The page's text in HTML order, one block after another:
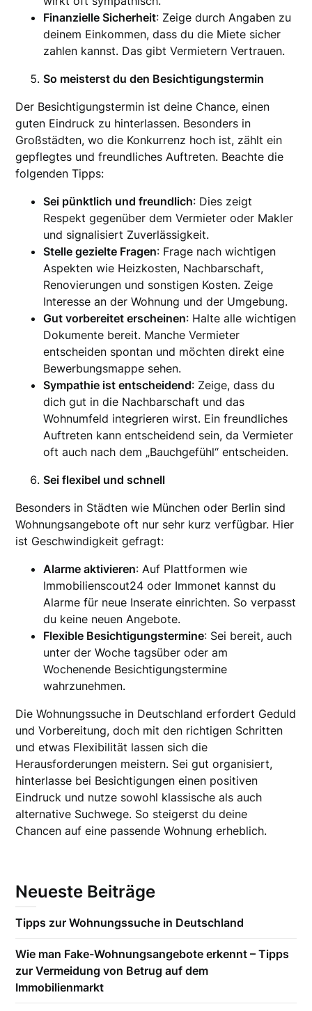
Finanzielle Sicherheit: Zeige durch Angaben zu
deinem Einkommen, dass du die Miete sicher
zahlen kannst. Das gibt Vermietern Vertrauen.
So meisterst du den Besichtigungstermin
Der Besichtigungstermin ist deine Chance, einen
guten Eindruck zu hinterlassen. Besonders in
Großstädten, wo die Konkurrenz hoch ist, zählt ein
gepflegtes und freundliches Auftreten. Beachte die
folgenden Tipps:
Sei pünktlich und freundlich: Dies zeigt
Respekt gegenüber dem Vermieter oder Makler
und signalisiert Zuverlässigkeit.
Stelle gezielte Fragen: Frage nach wichtigen
Aspekten wie Heizkosten, Nachbarschaft,
Renovierungen und sonstigen Kosten. Zeige
Interesse an der Wohnung und der Umgebung.
Gut vorbereitet erscheinen: Halte alle wichtigen
Dokumente bereit. Manche Vermieter
entscheiden spontan und möchten direkt eine
Bewerbungsmappe sehen.
Sympathie ist entscheidend: Zeige, dass du
dich gut in die Nachbarschaft und das
Wohnumfeld integrieren wirst. Ein freundliches
Auftreten kann entscheidend sein, da Vermieter
oft auch nach dem „Bauchgefühl“ entscheiden.
Sei flexibel und schnell
Besonders in Städten wie München oder Berlin sind
Wohnungsangebote oft nur sehr kurz verfügbar. Hier
ist Geschwindigkeit gefragt:
Alarme aktivieren: Auf Plattformen wie
Immobilienscout24 oder Immonet kannst du
Alarme für neue Inserate einrichten. So verpasst
du keine neuen Angebote.
Flexible Besichtigungstermine: Sei bereit, auch
unter der Woche tagsüber oder am
Wochenende Besichtigungstermine
wahrzunehmen.
Die Wohnungssuche in Deutschland erfordert Geduld
und Vorbereitung, doch mit den richtigen Schritten
und etwas Flexibilität lassen sich die
Herausforderungen meistern. Sei gut organisiert,
hinterlasse bei Besichtigungen einen positiven
Eindruck und nutze sowohl klassische als auch
alternative Suchwege. So steigerst du deine
Chancen auf eine passende Wohnung erheblich.
Neueste Beiträge
Tipps zur Wohnungssuche in Deutschland
Wie man Fake-Wohnungsangebote erkennt – Tipps
zur Vermeidung von Betrug auf dem
Immobilienmarkt